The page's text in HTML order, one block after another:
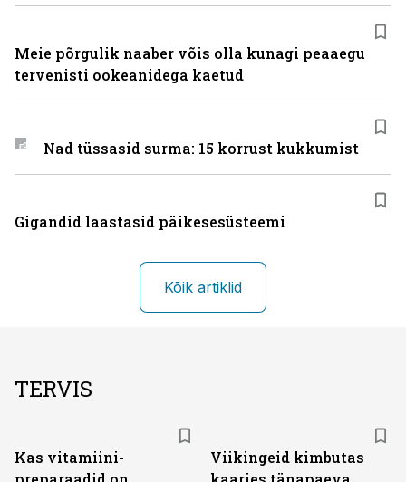
Meie põrgulik naaber võis olla kunagi peaaegu
tervenisti ookeanidega kaetud
Nad tüssasid surma: 15 korrust kukkumist
Gigandid laastasid päikesesüsteemi
Kõik artiklid
TERVIS
Kas vitamiini­
Viikingeid kimbutas